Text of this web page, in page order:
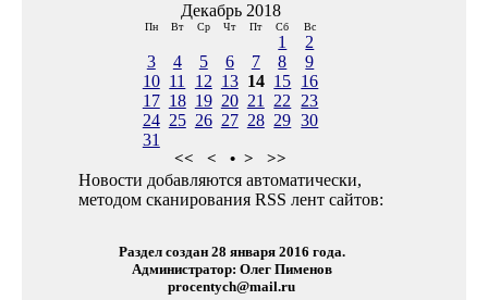
Декабрь 2018
Пн Вт Ср Чт Пт Сб Вс
1
2
3
4 5 6 7 8
9
10 11 12 13 14 15 16
17 18 19 20 21 22
23
24 25 26 27 28 29 30
31
<< < • > >>
Новости добавляются автоматически,
методом сканирования RSS лент сайтов:
Раздел создан 28 января 2016 года.
Администратор: Олег Пименов
procentych@mail.ru